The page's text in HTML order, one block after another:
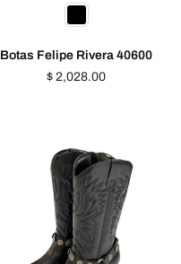
Botas Felipe Rivera 40600
Precio
$ 2,028.00